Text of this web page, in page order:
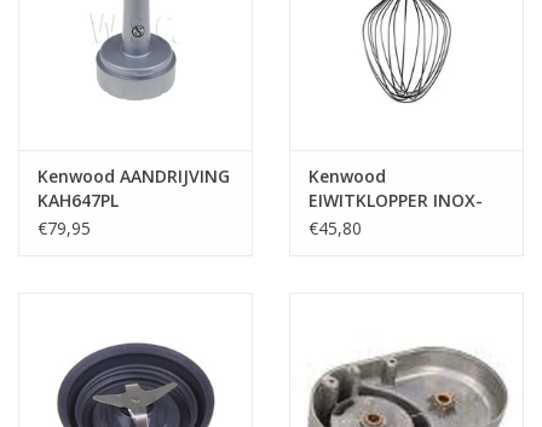
Kenwood AANDRIJVING
KAH647PL
€79,95
Kenwood
EIWITKLOPPER INOX-
MAJOR / XL 9 DRADEN -
€45,80